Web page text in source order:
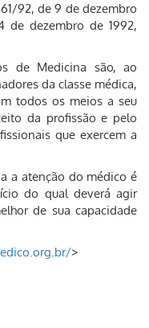
92, de 9 de dezembro
de dezembro de 1992,
de Medicina são, ao
da classe médica,
todos os meios a seu
da profissão e pelo
que exercem a
a atenção do médico é
do qual deverá agir
de sua capacidade
>